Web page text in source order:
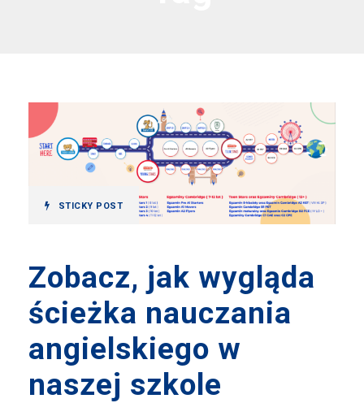
STICKY POST
Zobacz, jak wygląda
ścieżka nauczania
angielskiego w
naszej szkole